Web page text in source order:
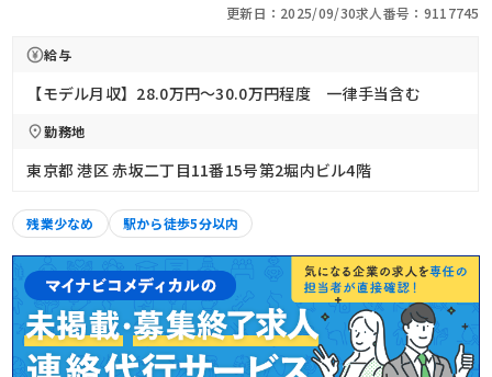
更新日：2025/09/30求人番号：9117745
給与
【モデル月収】28.0万円〜30.0万円程度 一律手当含む
勤務地
東京都 港区 赤坂二丁目11番15号第2堀内ビル4階
残業少なめ 駅から徒歩5分以内